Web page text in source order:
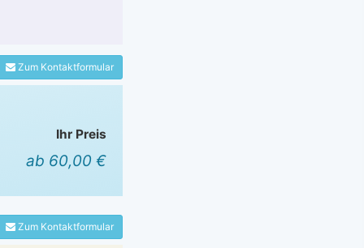
Zum Kontaktformular
Ihr Preis
ab 60,00 €
Zum Kontaktformular